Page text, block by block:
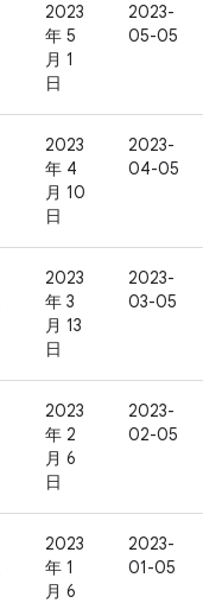
2023
年 5
月 1
日
2023-
05-05
2023
年 4
月 10
日
2023-
04-05
2023
年 3
月 13
日
2023-
03-05
2023
年 2
月 6
日
2023-
02-05
2023
年 1
月 6
2023-
01-05